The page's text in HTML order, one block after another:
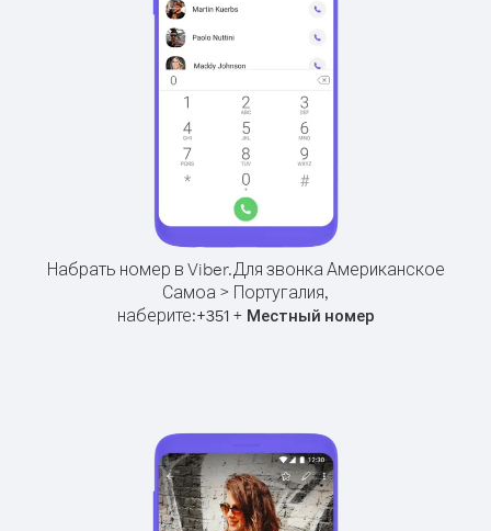
Набрать номер в Viber.Для звонка Американское
Самоа > Португалия,
наберите:+351+ Местный номер